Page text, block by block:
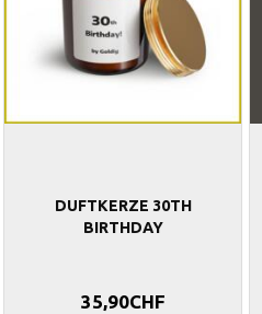
DUFTKERZE 30TH
BIRTHDAY
35,90CHF